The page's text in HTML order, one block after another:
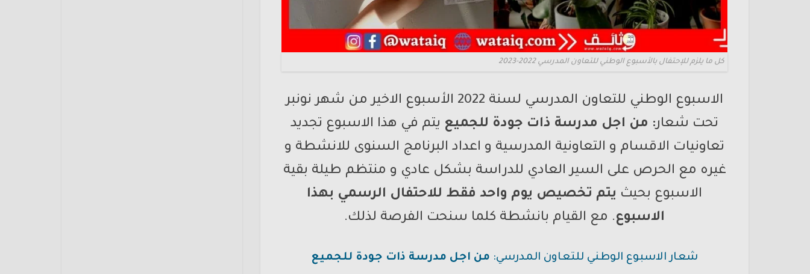
كل ما يلزم للإحتفال بالأسبوع الوطني للتعاون المدرسي 2022-2023
الاسبوع الوطني للتعاون المدرسي لسنة 2022 الأسبوع الاخير من شهر نونبر
تحت شعار: من اجل مدرسة ذات جودة للجميع يتم في هذا الاسبوع تجديد
تعاونيات الاقسام و التعاونية المدرسية و اعداد البرنامج السنوى للانشطة و
غيره مع الحرص على السير العادي للدراسة بشكل عادي و منتظم طيلة بقية
الاسبوع بحيث يتم تخصيص يوم واحد فقط للاحتفال الرسمي بهذا
الاسبوع. مع القيام بانشطة كلما سنحت الفرصة لذلك.
شعار الاسبوع الوطني للتعاون المدرسي: من اجل مدرسة ذات جودة للجميع